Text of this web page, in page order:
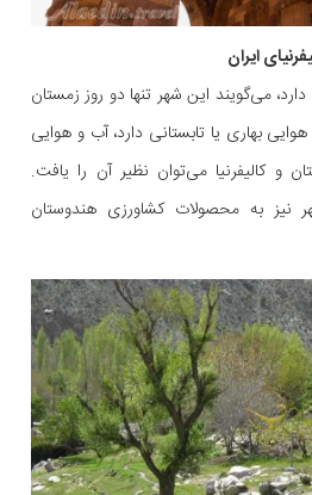
ایران
می‌گویند این شهر تنها دو روز زمستان
بهاری یا تابستانی دارد، آب و هوایی
و کالیفرنیا می‌توان نظیر آن را یافت.
نیز به محصولات کشاورزی هندوستان